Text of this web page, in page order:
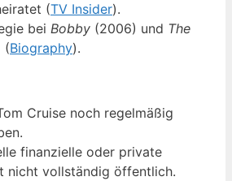
(TV Insider).
bei Bobby (2006) und The
(Biography).
Cruise noch regelmäßig
finanzielle oder private
nicht vollständig öffentlich.